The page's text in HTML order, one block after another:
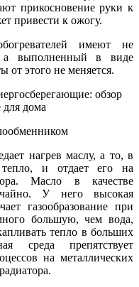
прикосновение руки к
привести к ожогу.
имеют не
а выполненный в виде
от этого не меняется.
нагрев маслу, а то, в
и отдает его на
Масло в качестве
У него высокая
газообразование при
большую, чем вода,
тепло в больших
среда препятствует
на металлических